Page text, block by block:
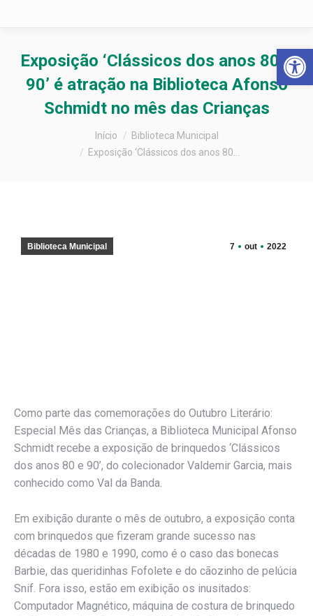
Exposição ‘Clássicos dos anos 80 e
90’ é atração na Biblioteca Afonso
Schmidt no mês das Crianças
Início
Biblioteca Municipal
Exposição ‘Clássicos dos anos 80…
7 out 2022
Biblioteca Municipal
Como parte das comemorações do Outubro Literário:
Especial Mês das Crianças, a Biblioteca Municipal Afonso
Schmidt recebe a exposição de brinquedos ‘Clássicos
dos anos 80 e 90’, do colecionador Valdemir Garcia, mais
conhecido como Val da Banda.
Em exibição durante o mês de outubro, a exposição conta
com brinquedos que fizeram grande sucesso nas
décadas de 1980 e 1990, como é o caso das bonecas
Barbie, das queridinhas Fofolete e do cãozinho de pelúcia
Snif. Fora isso, estão em exibição os inusitados:
Computador Magnético, máquina de costura de brinquedo
Barra de